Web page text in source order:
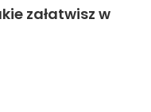
załatwisz w